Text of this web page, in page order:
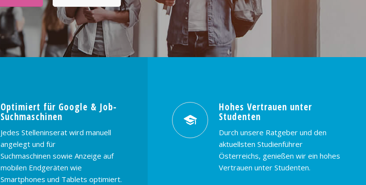
Optimiert für Google & Job-
Suchmaschinen
Jedes Stelleninserat wird manuell
angelegt und für
Suchmaschinen sowie Anzeige auf
mobilen Endgeräten wie
Smartphones und Tablets optimiert.
Hohes Vertrauen unter
Studenten
Durch unsere Ratgeber und den
aktuellsten Studienführer
Österreichs, genießen wir ein hohes
Vertrauen unter Studenten.